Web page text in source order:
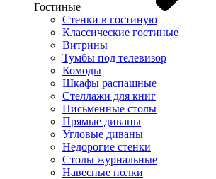
Гостиные
Стенки в гостиную
Классические гостиные
Витрины
Тумбы под телевизор
Комоды
Шкафы распашные
Стеллажи для книг
Письменные столы
Прямые диваны
Угловые диваны
Недорогие стенки
Столы журнальные
Навесные полки